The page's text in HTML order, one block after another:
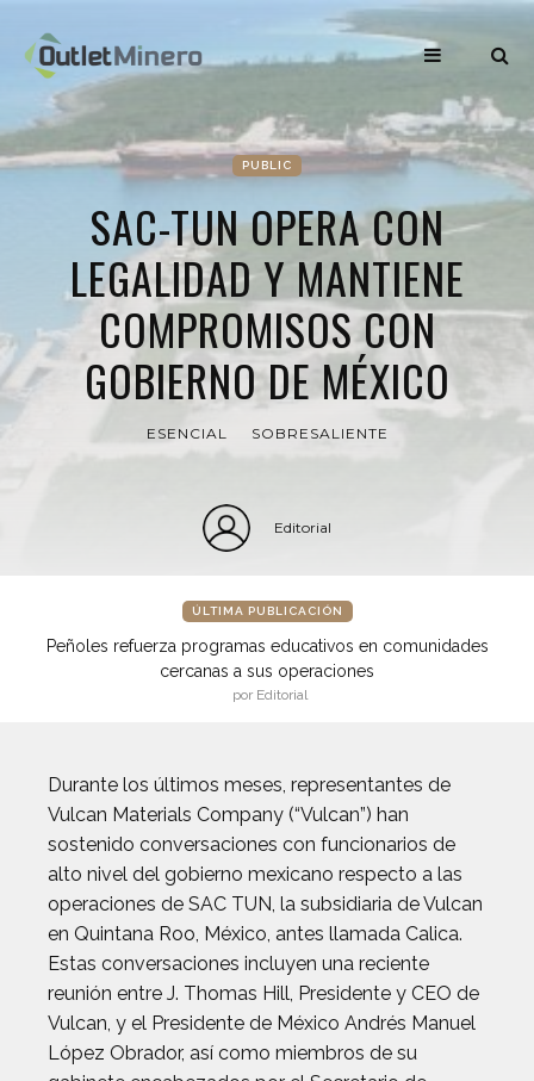
PUBLIC
SAC-TUN OPERA CON
LEGALIDAD Y MANTIENE
COMPROMISOS CON
GOBIERNO DE MÉXICO
ESENCIAL SOBRESALIENTE
Editorial
ÚLTIMA PUBLICACIÓN
Peñoles refuerza programas educativos en comunidades
cercanas a sus operaciones
por Editorial
Durante los últimos meses, representantes de
Vulcan Materials Company (“Vulcan”) han
sostenido conversaciones con funcionarios de
alto nivel del gobierno mexicano respecto a las
operaciones de SAC TUN, la subsidiaria de Vulcan
en Quintana Roo, México, antes llamada Calica.
Estas conversaciones incluyen una reciente
reunión entre J. Thomas Hill, Presidente y CEO de
Vulcan, y el Presidente de México Andrés Manuel
López Obrador, así como miembros de su